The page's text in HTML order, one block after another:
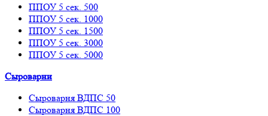
ППОУ 5 сек. 500
ППОУ 5 сек. 1000
ППОУ 5 сек. 1500
ППОУ 5 сек. 3000
ППОУ 5 сек. 5000
Сыроварни
Сыроварня ВДПС 50
Сыроварня ВДПС 100